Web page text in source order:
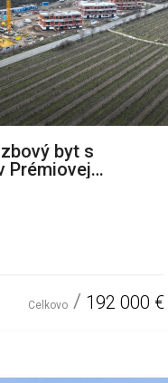
byt s
Prémiovej
Pezinok A0+
Celkovo 192 000 €